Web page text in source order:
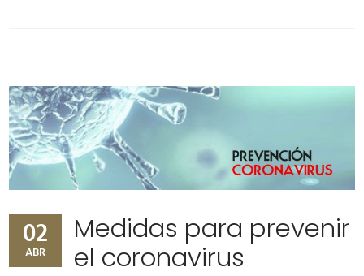
02
ABR
Medidas para prevenir
el coronavirus